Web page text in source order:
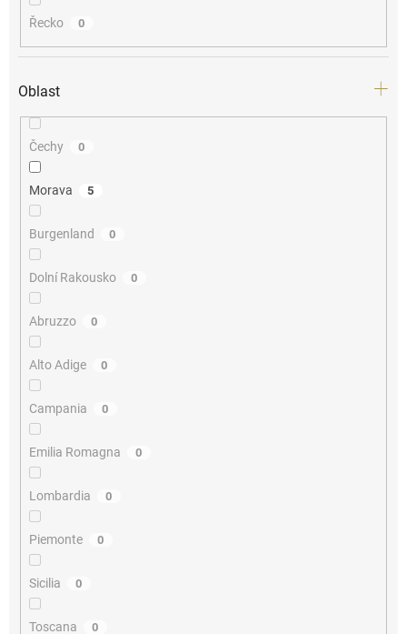
Řecko 0
Oblast
Čechy 0
Morava 5
Burgenland 0
Dolní Rakousko 0
Abruzzo 0
Alto Adige 0
Campania 0
Emilia Romagna 0
Lombardia 0
Piemonte 0
Sicilia 0
Toscana 0